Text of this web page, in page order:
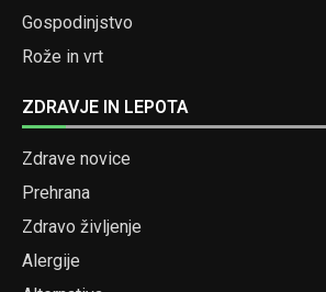
Gospodinjstvo
Rože in vrt
ZDRAVJE IN LEPOTA
Zdrave novice
Prehrana
Zdravo življenje
Alergije